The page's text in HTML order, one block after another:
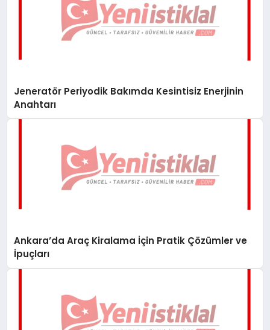
Jeneratör Periyodik Bakımda Kesintisiz Enerjinin
Anahtarı
Ankara’da Araç Kiralama İçin Pratik Çözümler ve
İpuçları